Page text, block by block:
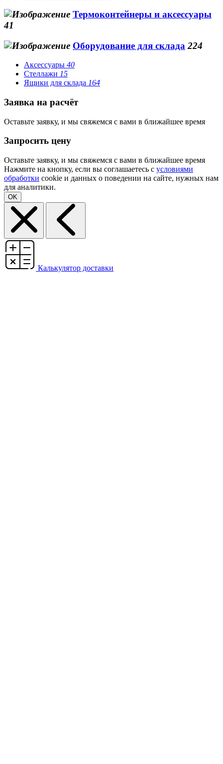
Термоконтейнеры и аксессуары
41
Оборудование для склада 224
Аксессуары 40
Стеллажи 15
Ящики для склада 164
Заявка на расчёт
Оставьте заявку, и мы свяжемся с вами в ближайшее время
Запросить цену
Оставьте заявку, и мы свяжемся с вами в ближайшее время
Нажмите на кнопку, если вы соглашаетесь с условиями
обработки cookie и данных о поведении на сайте, нужных нам
для аналитики.
OK
Калькулятор доставки